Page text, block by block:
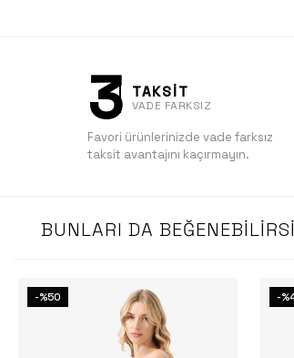
3 TAKSİT
VADE FARKSIZ
Favori ürünlerinizde vade farksız
taksit avantajını kaçırmayın.
BUNLARI DA
-%50 -